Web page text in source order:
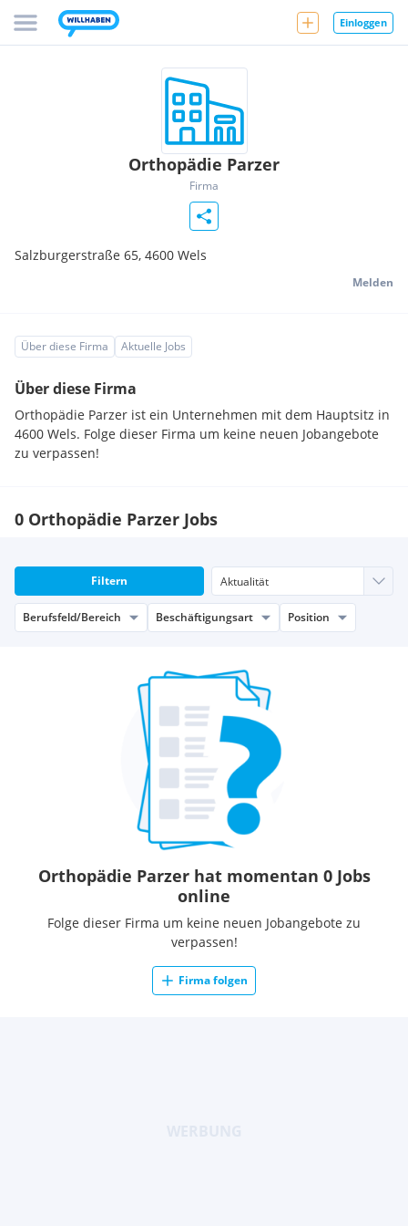
Einloggen
Orthopädie Parzer
Firma
Salzburgerstraße 65, 4600 Wels
Melden
Über diese Firma Aktuelle Jobs
Über diese Firma
Orthopädie Parzer ist ein Unternehmen mit dem Hauptsitz in
4600 Wels. Folge dieser Firma um keine neuen Jobangebote
zu verpassen!
0 Orthopädie Parzer Jobs
Filtern
Berufsfeld/Bereich Beschäftigungsart Position
Orthopädie Parzer hat momentan 0 Jobs
online
Folge dieser Firma um keine neuen Jobangebote zu
verpassen!
Firma folgen